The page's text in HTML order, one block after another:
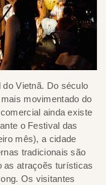
Vietnã. Do século
movimentado do
ainda existe
o Festival das
mês), a cidade
tradicionais são
as atraçoẽs turísticas
Os visitantes